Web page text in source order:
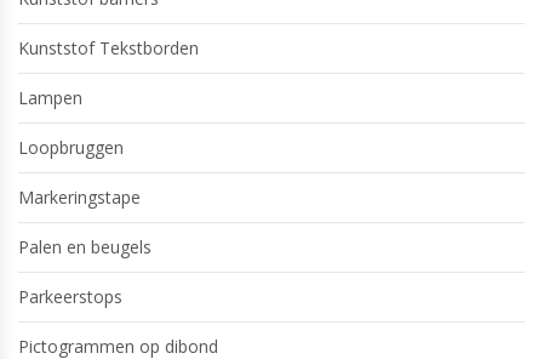
Kunststof Tekstborden
Lampen
Loopbruggen
Markeringstape
Palen en beugels
Parkeerstops
Pictogrammen op dibond